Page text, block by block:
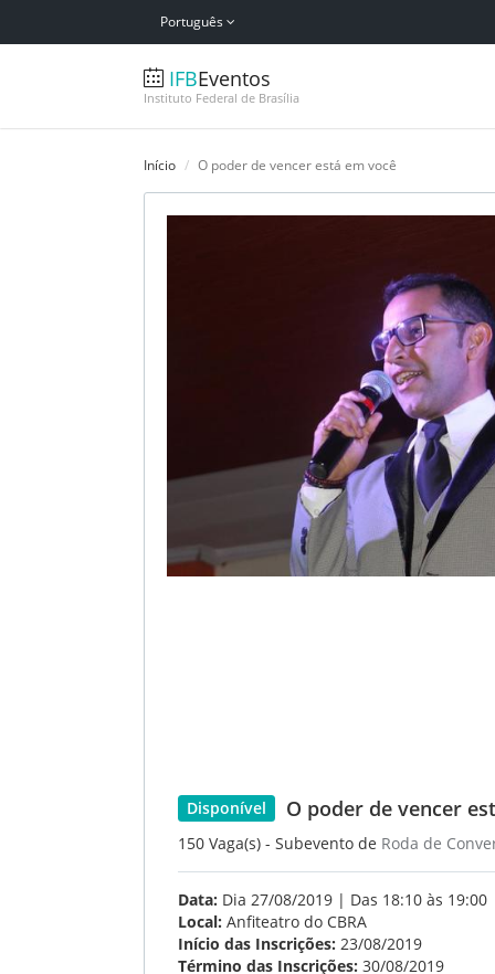
Português
IFBEventos
Instituto Federal de Brasília
Início O poder de vencer está em você
Disponível O poder de vencer
150 Vaga(s) - Subevento de Roda de
Data: Dia 27/08/2019 | Das 18:10 às 19:00
Local: Anfiteatro do CBRA
Início das Inscrições: 23/08/2019
Término das Inscrições: 30/08/2019